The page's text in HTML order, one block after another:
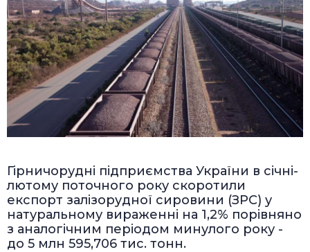
Гірничорудні підприємства України в січні-
лютому поточного року скоротили
експорт залізорудної сировини (ЗРС) у
натуральному вираженні на 1,2% порівняно
з аналогічним періодом минулого року -
до 5 млн 595,706 тис. тонн.